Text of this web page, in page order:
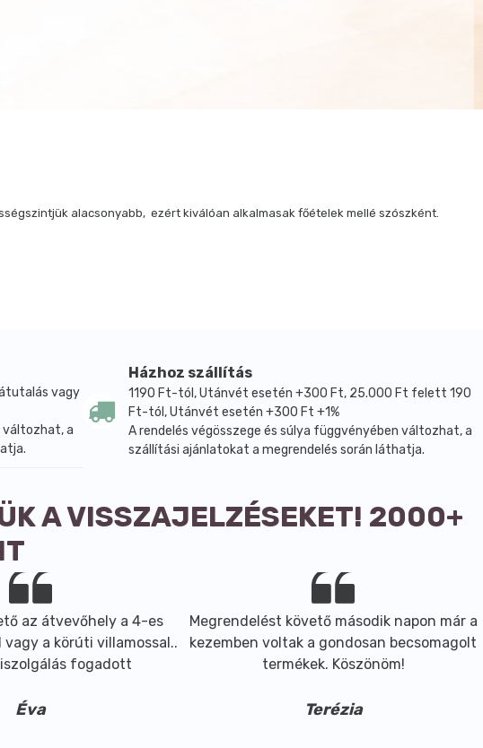
alacsonyabb, ezért kiválóan alkalmasak főételek mellé szószként.
vagy
változhat, a
Házhoz szállítás
1190 Ft-tól, Utánvét esetén +300 Ft, 25.000 Ft felett 190
Ft-tól, Utánvét esetén +300 Ft +1%
A rendelés végösszege és súlya függvényében változhat, a
szállítási ajánlatokat a megrendelés során láthatja.
A VISSZAJELZÉSEKET! 2000+
az átvevőhely a 4-es
a körúti villamossal..
fogadott
Éva
Megrendelést követő második napon már a
kezemben voltak a gondosan becsomagolt
termékek. Köszönöm!
Terézia